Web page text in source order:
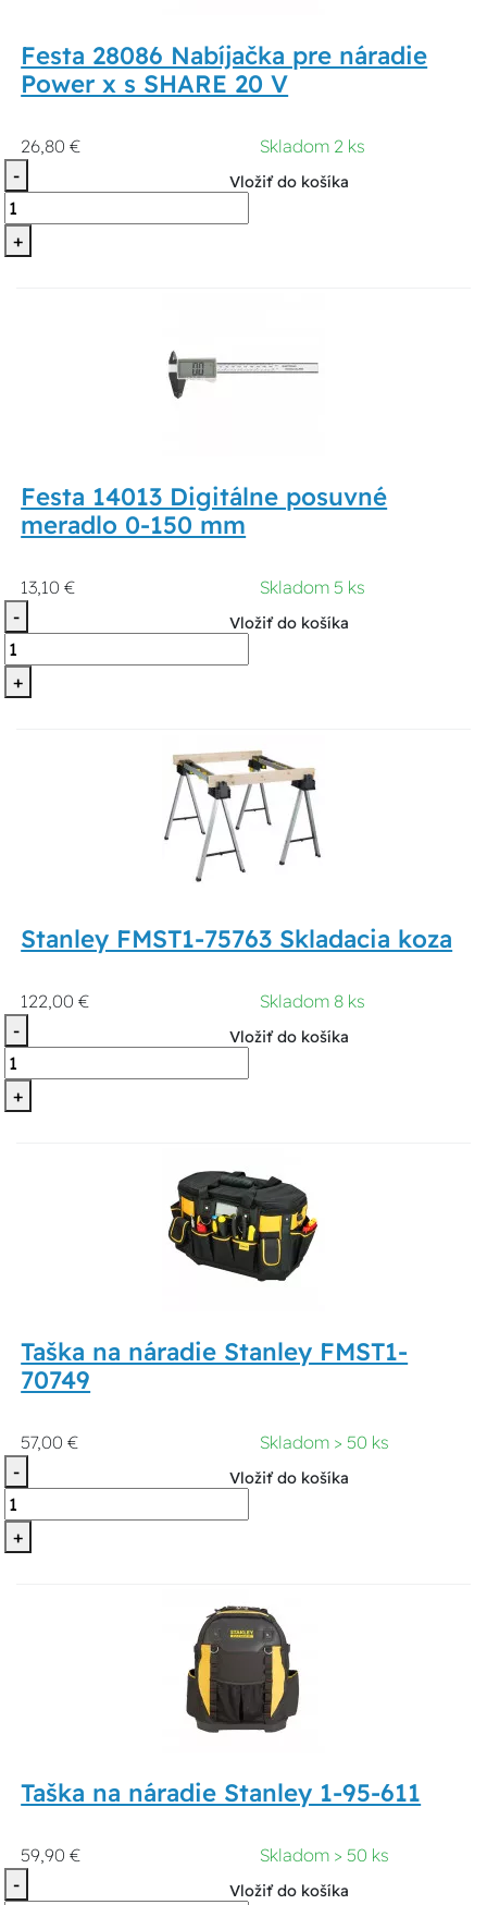
Festa 28086 Nabíjačka pre náradie
Power x s SHARE 20 V
26,80 €
Skladom 2 ks
-
+
Vložiť do košíka
Festa 14013 Digitálne posuvné
meradlo 0-150 mm
13,10 €
Skladom 5 ks
-
+
Vložiť do košíka
Stanley FMST1-75763 Skladacia koza
122,00 €
Skladom 8 ks
-
+
Vložiť do košíka
Taška na náradie Stanley FMST1-
70749
57,00 €
Skladom > 50 ks
-
+
Vložiť do košíka
Taška na náradie Stanley 1-95-611
59,90 €
Skladom > 50 ks
-
Vložiť do košíka